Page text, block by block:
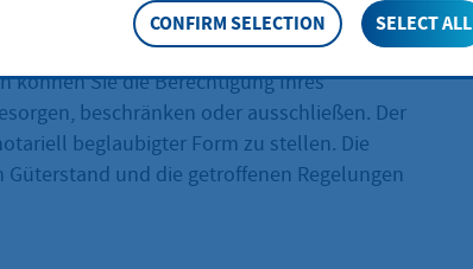
Die vereinbarten Güterstände der
deren Aufhebung können Sie im
können Sie die Berechtigung Ihres
beschränken oder ausschließen. Der
beglaubigter Form zu stellen. Die
und die getroffenen Regelungen
CONFIRM SELECTION SELECT ALL